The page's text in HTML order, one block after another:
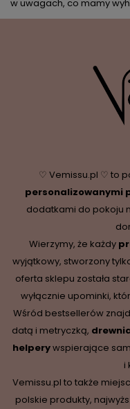
w uwagach, co mamy
♡ Vemissu.pl ♡ to
personalizowanymi
dodatkami do pokoju
Wierzymy, że każdy
wyjątkowy, stworzony
oferta sklepu została
wyłącznie upominki,
Wśród bestsellerów
datą i metryczką,
helperywspierające
i
Vemissu.pl to także
polskie produkty,